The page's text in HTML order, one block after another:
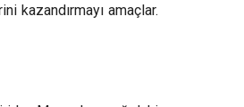
kazandırmayı amaçlar.